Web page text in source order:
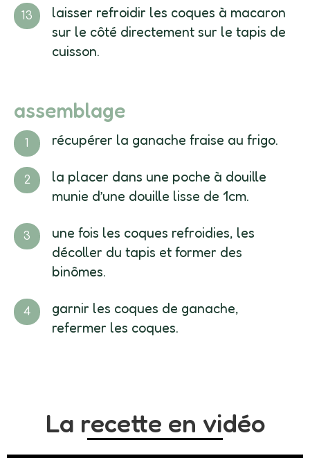
laisser refroidir les coques à macaron
sur le côté directement sur le tapis de
cuisson.
assemblage
récupérer la ganache fraise au frigo.
la placer dans une poche à douille
munie d’une douille lisse de 1cm.
une fois les coques refroidies, les
décoller du tapis et former des
binômes.
garnir les coques de ganache,
refermer les coques.
La recette en vidéo